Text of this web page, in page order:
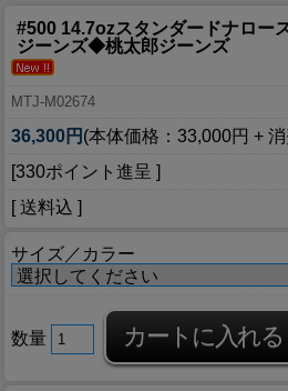
#500 14.7ozスタンダードナロー
ジーンズ◆桃太郎ジーンズ
MTJ-M02674
36,300円 (本体価格：33,000円 +
[330ポイント進呈 ]
[ 送料込 ]
サイズ／カラー
数量